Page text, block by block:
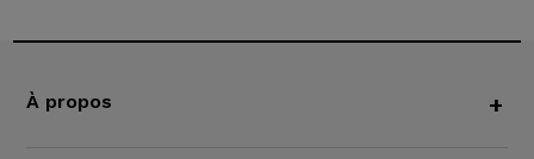
À propos +